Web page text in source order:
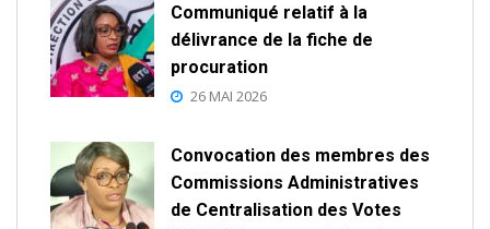
Communiqué relatif à la
délivrance de la fiche de
procuration
26 MAI 2026
Convocation des membres des
Commissions Administratives
de Centralisation des Votes